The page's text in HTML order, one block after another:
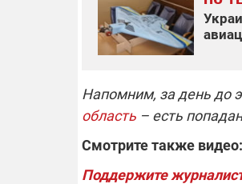
Напомним, за день до
область – есть
Смотрите также видео:
Поддержите